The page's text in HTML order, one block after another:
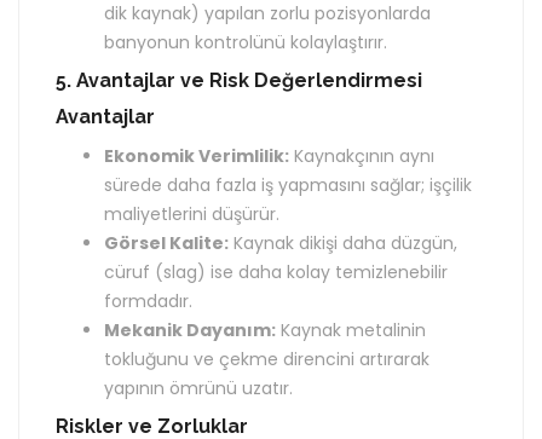
dik kaynak) yapılan zorlu pozisyonlarda
banyonun kontrolünü kolaylaştırır.
5. Avantajlar ve Risk Değerlendirmesi
Avantajlar
Ekonomik Verimlilik: Kaynakçının aynı
sürede daha fazla iş yapmasını sağlar; işçilik
maliyetlerini düşürür.
Görsel Kalite: Kaynak dikişi daha düzgün,
cüruf (slag) ise daha kolay temizlenebilir
formdadır.
Mekanik Dayanım: Kaynak metalinin
tokluğunu ve çekme direncini artırarak
yapının ömrünü uzatır.
Riskler ve Zorluklar